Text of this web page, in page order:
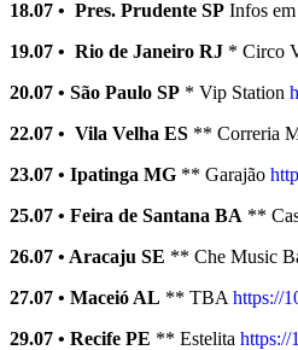
18.07 • Pres. Prudente SP Infos
19.07 • Rio de Janeiro RJ * Circo
20.07 • São Paulo SP * Vip Station
22.07 • Vila Velha ES ** Correria
23.07 • Ipatinga MG ** Garajão
25.07 • Feira de Santana BA **
26.07 • Aracaju SE ** Che Music
27.07 • Maceió AL ** TBA https://
29.07 • Recife PE ** Estelita https://